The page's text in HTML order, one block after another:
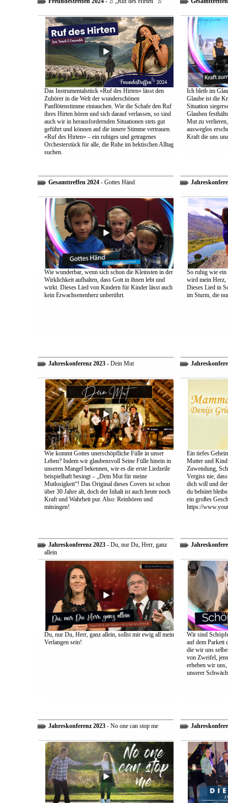
Das Instrumentalstück «Ruf des Hirten» lässt den
Zuhörer in die Welt der wunderschönen
Panflötenstimme eintauchen. Wie die Schafe den Ruf
ihres Hirten hören und sich darauf verlassen, so sind
auch wir in herausfordernden Situationen stets gut
geführt und können auf die innere Stimme vertrauen.
«Ruf des Hirten» – ein ruhiges und getragenes
Orchesterstück für alle, die Ruhe im hektischen Alltag
suchen.
Ich bleib im
Glaube ist die
Situation
Glauben
Mut zu
ausweglos
Kraft die uns
Gesamttreffen 2024- Gottes Händ
Wie wunderbar, wenn sich schon die Kleinsten in der
Wirklichkeit aufhalten, dass Gott in ihnen lebt und
wirkt. Dieses Lied von Kindern für Kinder lässt auch
kein Erwachsenenherz unberührt.
So ruhig wie ein
wird mein Herz,
Dieses Lied in
im Sturm, die
Jahreskonferenz 2023- Dein Mut
Wie kommt Gottes unerschöpfliche Fülle in unser
Leben? Indem wir glaubensvoll Seine Fülle hinein in
unseren Mangel bekennen, wie es die erste Liedzeile
beispielhaft besingt – „Dein Mut für meine
Mutlosigkeit“! Das Original dieses Covers ist schon
über 30 Jahre alt, doch der Inhalt ist auch heute noch
Kraft und Wahrheit pur. Also: Reinhören und
mitsingen!
Ein tiefes
Mutter und
Zuwendung,
Vergiss nie,
dich will und der
du behütet
ein großes
https://
Jahreskonferenz 2023- Du, nur Du, Herr, ganz
allein
Du, nur Du, Herr, ganz allein, sollst mir ewig all mein
Verlangen sein!
Wir sind
auf dem Parkett
die wir uns
von Zweifel,
erheben wir
unserer
Jahreskonferenz 2023- No one can stop me